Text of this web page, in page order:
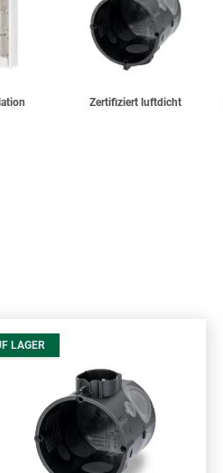
Zertifiziert luftdicht
LAGER